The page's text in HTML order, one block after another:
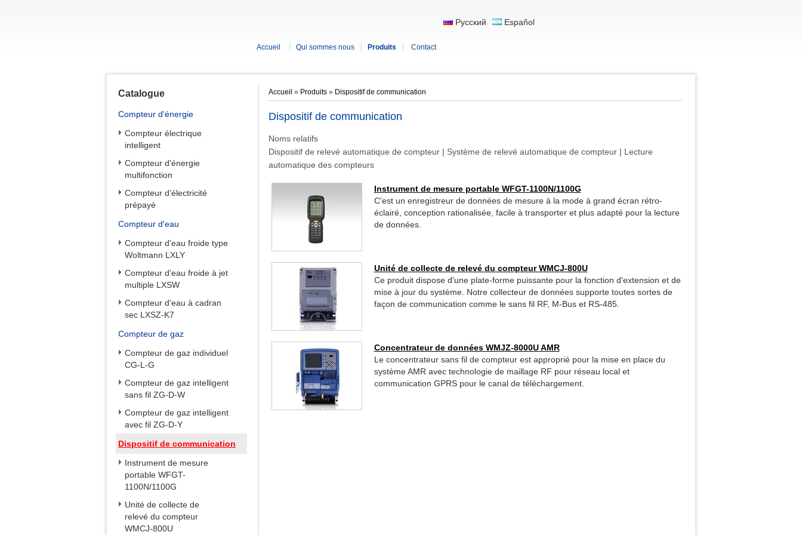
Русский Español
Accueil Qui sommes nous Produits Contact
Catalogue
Compteur d'énergie
Compteur électrique
intelligent
Compteur d'énergie
multifonction
Compteur d'électricité
prépayé
Compteur d'eau
Compteur d'eau froide type
Woltmann LXLY
Compteur d'eau froide à jet
multiple LXSW
Compteur d'eau à cadran
sec LXSZ-K7
Compteur de gaz
Compteur de gaz individuel
CG-L-G
Compteur de gaz intelligent
sans fil ZG-D-W
Compteur de gaz intelligent
avec fil ZG-D-Y
Dispositif de communication
Instrument de mesure
portable WFGT-
1100N/1100G
Unité de collecte de
relevé du compteur
WMCJ-800U
Accueil » Produits » Dispositif de communication
Dispositif de communication
Noms relatifs
Dispositif de relevé automatique de compteur | Système de relevé automatique de compteur | Lecture
automatique des compteurs
Instrument de mesure portable WFGT-1100N/1100G
C'est un enregistreur de données de mesure à la mode à grand écran rétro-
éclairé, conception rationalisée, facile à transporter et plus adapté pour la lecture
de données.
Unité de collecte de relevé du compteur WMCJ-800U
Ce produit dispose d'une plate-forme puissante pour la fonction d'extension et de
mise à jour du système. Notre collecteur de données supporte toutes sortes de
façon de communication comme le sans fil RF, M-Bus et RS-485.
Concentrateur de données WMJZ-8000U AMR
Le concentrateur sans fil de compteur est approprié pour la mise en place du
système AMR avec technologie de maillage RF pour réseau local et
communication GPRS pour le canal de téléchargement.